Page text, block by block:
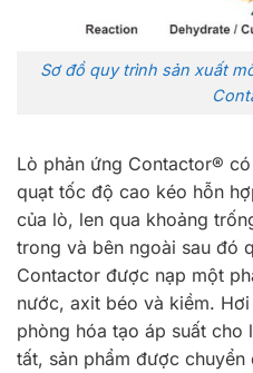
Sơ đồ quy trình sản xuất
Lò phản ứng Contactor®
quạt tốc độ cao kéo hỗn
của lò, len qua khoảng
trong và bên ngoài sau đó
Contactor được nạp một
nước, axit béo và kiềm.
phòng hóa tạo áp suất cho
tất, sản phẩm được